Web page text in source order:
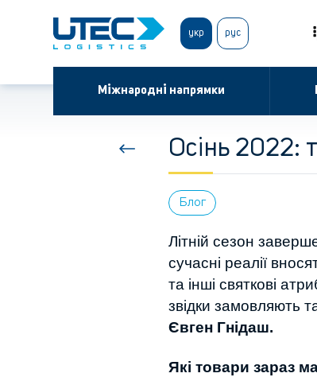
укр рус
Міжнародні напрямки
Осінь 2022:
Блог
Літній сезон
сучасні реалії
та інші святкові
звідки замовляють
Євген Гнідаш.
Які товари зараз